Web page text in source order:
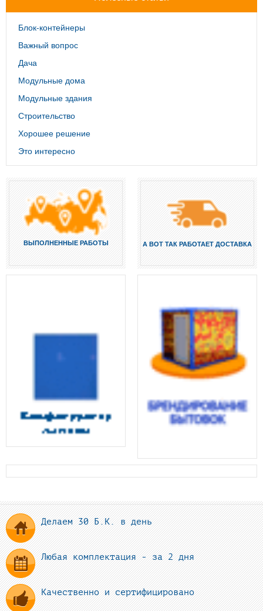
Блок-контейнеры
Важный вопрос
Дача
Модульные дома
Модульные здания
Строительство
Хорошее решение
Это интересно
ВЫПОЛНЕННЫЕ РАБОТЫ А ВОТ ТАК РАБОТАЕТ ДОСТАВКА
Делаем 30 Б.К. в день
Любая комплектация - за 2 дня
Качественно и сертифицировано